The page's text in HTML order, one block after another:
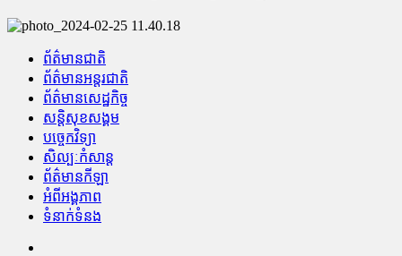
ព័ត៌មានជាតិ
ព័ត៌មានអន្តរជាតិ
ព័ត៌មានសេដ្ឋកិច្ច
សន្តិសុខសង្គម
បច្ចេកវិទ្យា
សិល្បៈកំសាន្ត
ព័ត៌មានកីឡា
អំពីអង្គភាព
ទំនាក់ទំនង